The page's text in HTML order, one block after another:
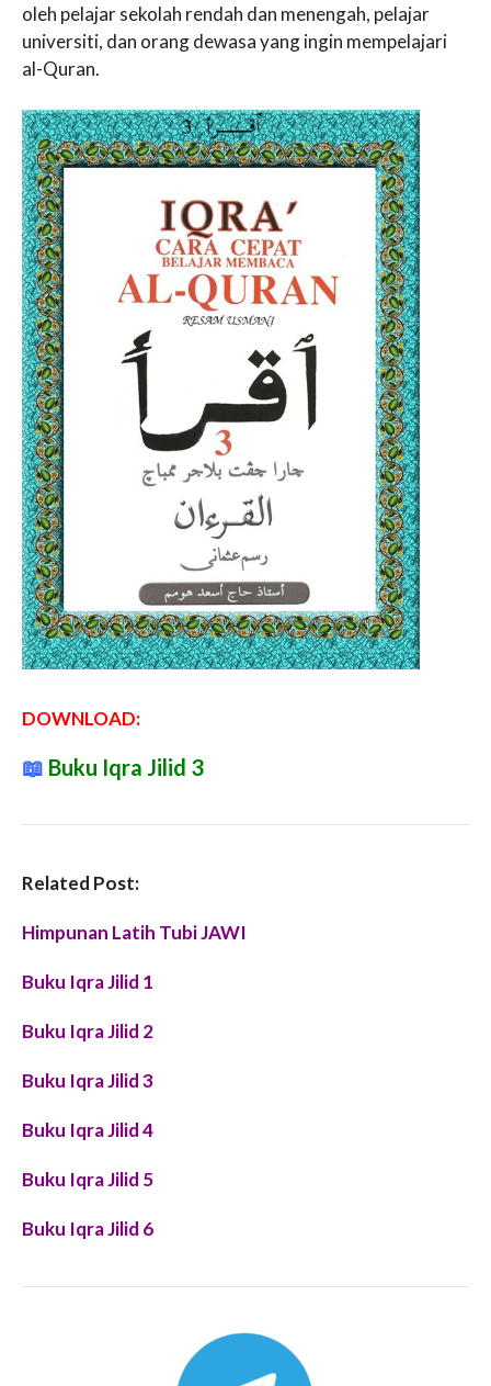
oleh pelajar sekolah rendah dan menengah, pelajar
universiti, dan orang dewasa yang ingin mempelajari
al-Quran.
DOWNLOAD:
📖 Buku Iqra Jilid 3
Related Post:
Himpunan Latih Tubi JAWI
Buku Iqra Jilid 1
Buku Iqra Jilid 2
Buku Iqra Jilid 3
Buku Iqra Jilid 4
Buku Iqra Jilid 5
Buku Iqra Jilid 6